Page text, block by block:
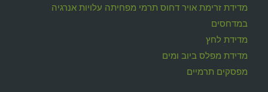
מדידת זרימת אויר דחוס תרמי מפחיתה עלויות אנרגיה
במדחסים
מדידת לחץ
מדידת מפלס ביוב ומים
מפסקים תרמיים